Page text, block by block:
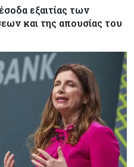
εξαιτίας των
και της απουσίας του